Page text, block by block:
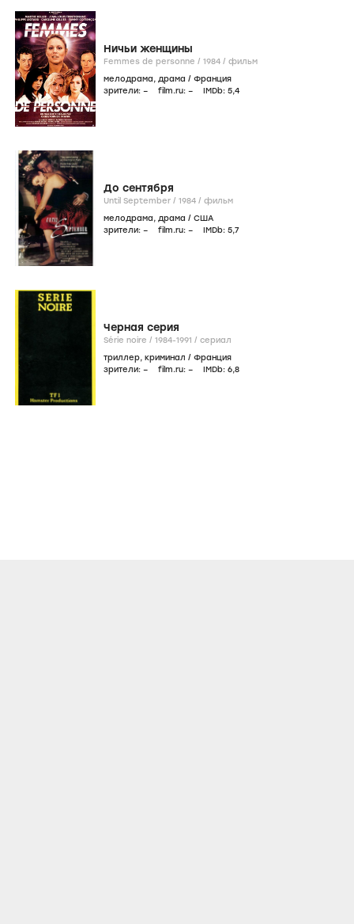
Ничьи женщины
Femmes de personne / 1984 / фильм
мелодрама, драма / Франция
зрители: – film.ru: – IMDb: 5,4
До сентября
Until September / 1984 / фильм
мелодрама, драма / США
зрители: – film.ru: – IMDb: 5,7
Черная серия
Série noire / 1984-1991 / сериал
триллер, криминал / Франция
зрители: – film.ru: – IMDb: 6,8